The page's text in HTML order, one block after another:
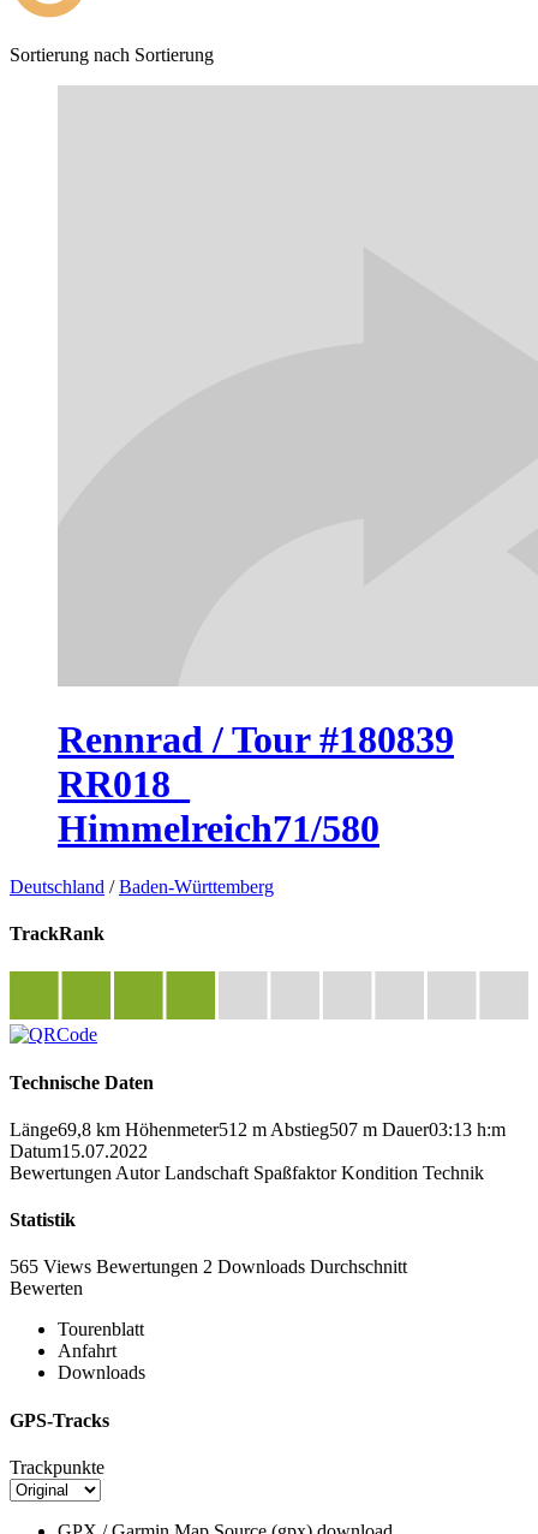
Sortierung nach Sortierung
Rennrad / Tour #180839
RR018_
Himmelreich71/580
Deutschland /Baden-Württemberg
TrackRank
Technische Daten
Länge69,8 km Höhenmeter512 m Abstieg507 m Dauer03:13 h:m
Datum15.07.2022
Bewertungen Autor Landschaft Spaßfaktor Kondition Technik
Statistik
565 Views Bewertungen 2 Downloads Durchschnitt
Bewerten
Tourenblatt
Anfahrt
Downloads
GPS-Tracks
Trackpunkte